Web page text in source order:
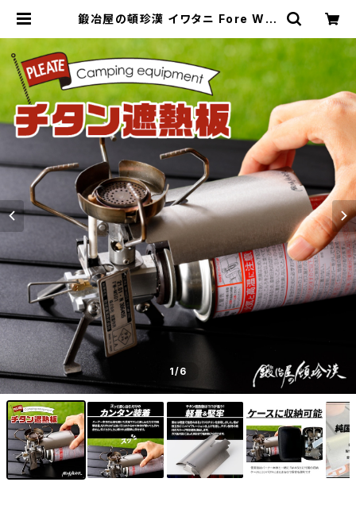
鍛冶屋の頓珍漢 イワタニ Fore Win
S01 専用 チタン遮熱板 簡単装着 |
鍛冶屋の頓珍漢
1/6